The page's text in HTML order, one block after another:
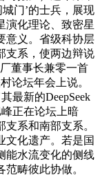
门’的士兵，展现
演化理论、致密星
意义。省级科协层
支系，使两边辩说
董事长兼零一首
论坛年会上说。
最新的DeepSeek
正在论坛上暗
系和南部支系。
文化遗产。若是国
能水流变化的侧线
畴彼此协做。